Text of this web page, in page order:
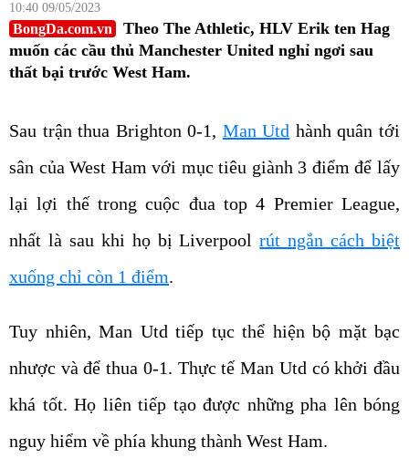
10:40 09/05/2023
BongDa.com.vn
Theo The Athletic, HLV Erik ten Hag
muốn các cầu thủ Manchester United nghỉ ngơi sau
thất bại trước West Ham.
Sau trận thua Brighton 0-1, Man Utd hành quân tới
sân của West Ham với mục tiêu giành 3 điểm để lấy
lại lợi thế trong cuộc đua top 4 Premier League,
nhất là sau khi họ bị Liverpoolrút ngắn cách biệt
xuống chỉ còn 1 điểm.
Tuy nhiên, Man Utd tiếp tục thể hiện bộ mặt bạc
nhược và để thua 0-1. Thực tế Man Utd có khởi đầu
khá tốt. Họ liên tiếp tạo được những pha lên bóng
nguy hiểm về phía khung thành West Ham.